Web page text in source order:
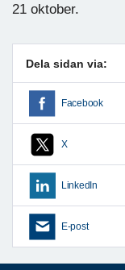
21 oktober.
Dela sidan via:
Facebook
X
LinkedIn
E-post